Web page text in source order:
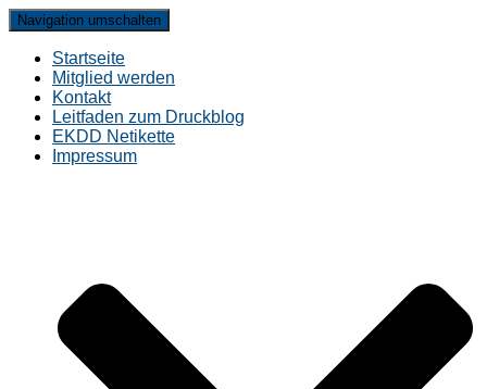
Navigation umschalten
Startseite
Mitglied werden
Kontakt
Leitfaden zum Druckblog
EKDD Netikette
Impressum